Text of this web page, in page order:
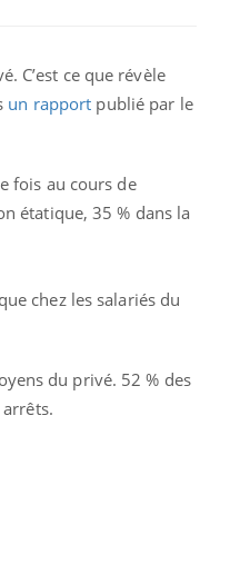
C’est ce que révèle
un rapport publié par le
fois au cours de
étatique, 35 % dans la
chez les salariés du
du privé. 52 % des